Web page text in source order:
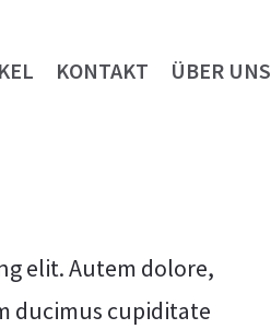
KONTAKT ÜBER UNS
elit. Autem dolore,
ducimus cupiditate